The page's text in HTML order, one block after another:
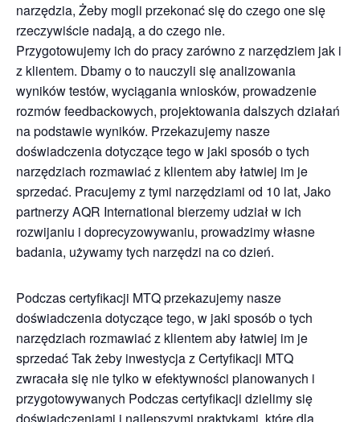
narzędzia, Żeby mogli przekonać się do czego one się
rzeczywiście nadają, a do czego nie.
Przygotowujemy ich do pracy zarówno z narzędziem jak i
z klientem. Dbamy o to nauczyli się analizowania
wyników testów, wyciągania wniosków, prowadzenie
rozmów feedbackowych, projektowania dalszych działań
na podstawie wyników. Przekazujemy nasze
doświadczenia dotyczące tego w jaki sposób o tych
narzędziach rozmawiać z klientem aby łatwiej im je
sprzedać. Pracujemy z tymi narzędziami od 10 lat, Jako
partnerzy AQR International bierzemy udział w ich
rozwijaniu i doprecyzowywaniu, prowadzimy własne
badania, używamy tych narzędzi na co dzień.
Podczas certyfikacji MTQ przekazujemy nasze
doświadczenia dotyczące tego, w jaki sposób o tych
narzędziach rozmawiać z klientem aby łatwiej im je
sprzedać Tak żeby inwestycja z Certyfikacji MTQ
zwracała się nie tylko w efektywności planowanych i
przygotowywanych Podczas certyfikacji dzielimy się